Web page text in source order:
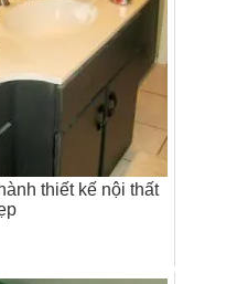
thiết kế nội thất